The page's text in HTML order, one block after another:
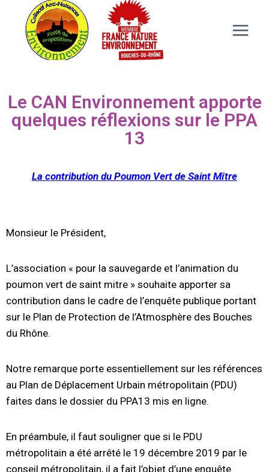
Le CAN Environnement apporte
quelques réflexions sur le PPA
13
La contribution du Poumon Vert de Saint Mître
Monsieur le Président,
L’association « pour la sauvegarde et l’animation du
poumon vert de saint mitre » souhaite apporter sa
contribution dans le cadre de l’enquête publique portant
sur le Plan de Protection de l’Atmosphère des Bouches
du Rhône.
Notre remarque porte essentiellement sur les références
au Plan de Déplacement Urbain métropolitain (PDU)
faites dans le dossier du PPA13 mis en ligne.
En préambule, il faut souligner que si le PDU
métropolitain a été arrêté le 19 décembre 2019 par le
conseil métropolitain, il a fait l’objet d’une enquête